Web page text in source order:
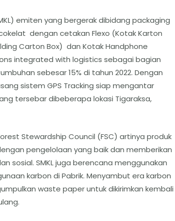
emiten yang bergerak dibidang packaging
dengan cetakan Flexo (Kotak Karton
Carton Box) dan Kotak Handphone
integrated with logistics sebagai bagian
sebesar 15% di tahun 2022. Dengan
sistem GPS Tracking siap mengantar
tersebar dibeberapa lokasi Tigaraksa,
Stewardship Council (FSC) artinya produk
pengelolaan yang baik dan memberikan
sosial. SMKL juga berencana menggunakan
karbon di Pabrik. Menyambut era karbon
waste paper untuk dikirimkan kembali